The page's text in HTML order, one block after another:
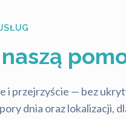
i przejrzyście — bez
dnia oraz lokalizacji,